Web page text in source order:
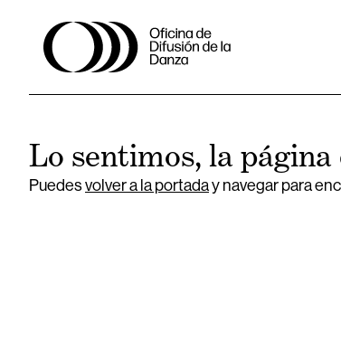
Lo sentimos, la
Puedesvolver a la portaday navegar para